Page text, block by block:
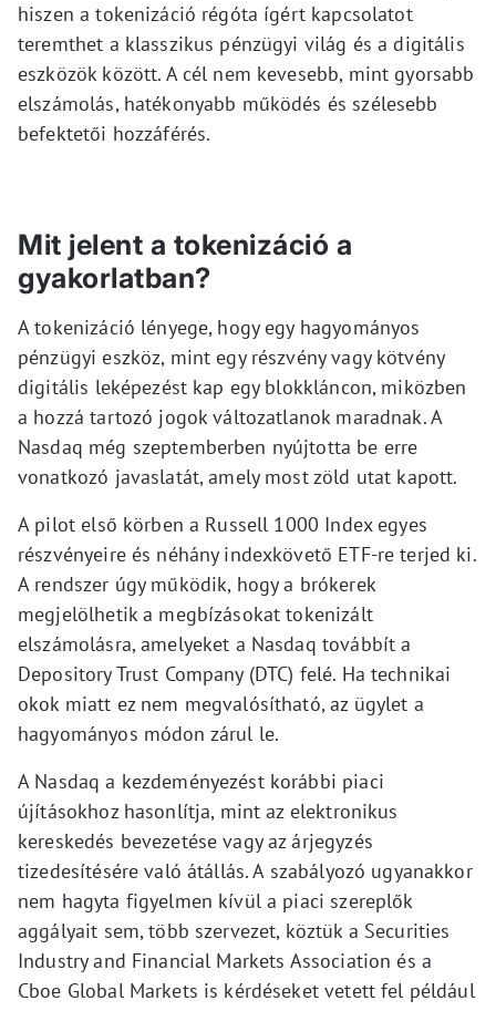
hiszen a tokenizáció régóta ígért kapcsolatot
teremthet a klasszikus pénzügyi világ és a digitális
eszközök között. A cél nem kevesebb, mint gyorsabb
elszámolás, hatékonyabb működés és szélesebb
befektetői hozzáférés.
Mit jelent a tokenizáció a
gyakorlatban?
A tokenizáció lényege, hogy egy hagyományos
pénzügyi eszköz, mint egy részvény vagy kötvény
digitális leképezést kap egy blokkláncon, miközben
a hozzá tartozó jogok változatlanok maradnak. A
Nasdaq még szeptemberben nyújtotta be erre
vonatkozó javaslatát, amely most zöld utat kapott.
A pilot első körben a Russell 1000 Index egyes
részvényeire és néhány indexkövető ETF-re terjed ki.
A rendszer úgy működik, hogy a brókerek
megjelölhetik a megbízásokat tokenizált
elszámolásra, amelyeket a Nasdaq továbbít a
Depository Trust Company (DTC) felé. Ha technikai
okok miatt ez nem megvalósítható, az ügylet a
hagyományos módon zárul le.
A Nasdaq a kezdeményezést korábbi piaci
újításokhoz hasonlítja, mint az elektronikus
kereskedés bevezetése vagy az árjegyzés
tizedesítésére való átállás. A szabályozó ugyanakkor
nem hagyta figyelmen kívül a piaci szereplők
aggályait sem, több szervezet, köztük a Securities
Industry and Financial Markets Association és a
Cboe Global Markets is kérdéseket vetett fel például